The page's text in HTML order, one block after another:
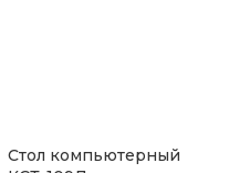
Стол компьютерный